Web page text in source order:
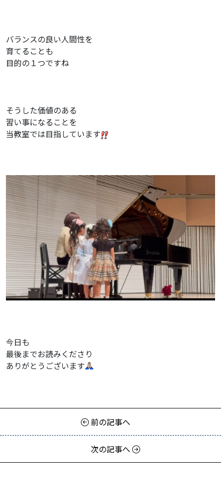
バランスの良い人間性を
育てることも
目的の１つですね
そうした価値のある
習い事になることを
当教室では目指しています
今日も
最後までお読みくださり
ありがとうございます
前の記事へ
次の記事へ